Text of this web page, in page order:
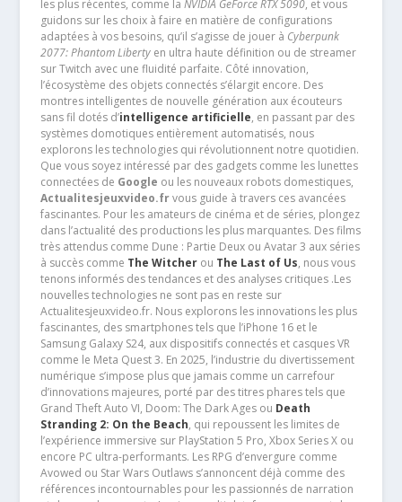
les plus récentes, comme la NVIDIA GeForce RTX 5090, et vous
guidons sur les choix à faire en matière de configurations
adaptées à vos besoins, qu’il s’agisse de jouer à Cyberpunk
2077: Phantom Libertyen ultra haute définition ou de streamer
sur Twitch avec une fluidité parfaite. Côté innovation,
l’écosystème des objets connectés s’élargit encore. Des
montres intelligentes de nouvelle génération aux écouteurs
sans fil dotés d’intelligence artificielle, en passant par des
systèmes domotiques entièrement automatisés, nous
explorons les technologies qui révolutionnent notre quotidien.
Que vous soyez intéressé par des gadgets comme les lunettes
connectées de Google ou les nouveaux robots domestiques,
Actualitesjeuxvideo.frvous guide à travers ces avancées
fascinantes. Pour les amateurs de cinéma et de séries, plongez
dans l’actualité des productions les plus marquantes. Des films
très attendus comme Dune : Partie Deux ou Avatar 3 aux séries
à succès comme The Witcherou The Last of Us, nous vous
tenons informés des tendances et des analyses critiques .Les
nouvelles technologies ne sont pas en reste sur
Actualitesjeuxvideo.fr. Nous explorons les innovations les plus
fascinantes, des smartphones tels que l’iPhone 16 et le
Samsung Galaxy S24, aux dispositifs connectés et casques VR
comme le Meta Quest 3. En 2025, l’industrie du divertissement
numérique s’impose plus que jamais comme un carrefour
d’innovations majeures, porté par des titres phares tels que
Grand Theft Auto VI, Doom: The Dark Ages ou Death
Stranding 2: On the Beach, qui repoussent les limites de
l’expérience immersive sur PlayStation 5 Pro, Xbox Series X ou
encore PC ultra-performants. Les RPG d’envergure comme
Avowed ou Star Wars Outlaws s’annoncent déjà comme des
références incontournables pour les passionnés de narration